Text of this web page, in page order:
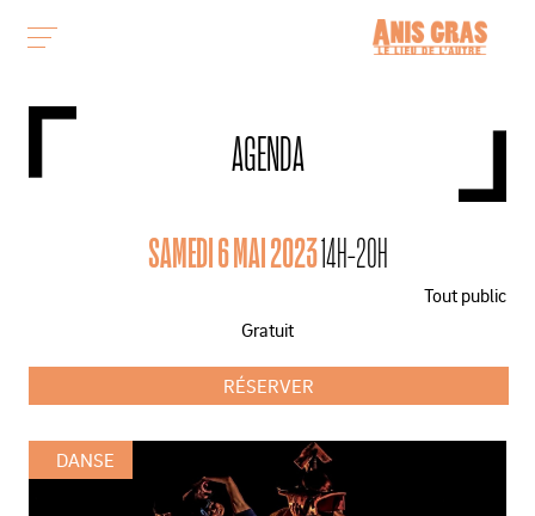
AGENDA
SAMEDI 6 MAI 202314H-20H
Tout public
Gratuit
RÉSERVER
DANSE